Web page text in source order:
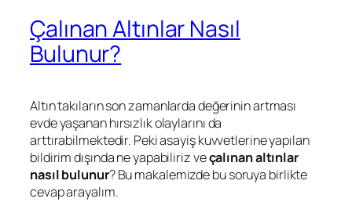
Çalınan Altınlar Nasıl
Bulunur?
Altın takıların son zamanlarda değerinin artması
evde yaşanan hırsızlık olaylarını da
arttırabilmektedir. Peki asayiş kuvvetlerine yapılan
bildirim dışında ne yapabiliriz veçalınan altınlar
nasıl bulunur? Bu makalemizde bu soruya birlikte
cevap arayalım.